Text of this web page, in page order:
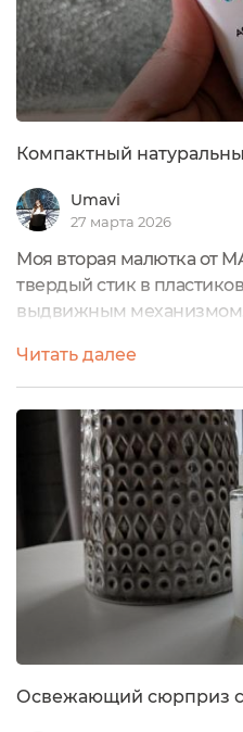
Компактный
Umavi
27 марта 2026
Моя вторая малютка от
твердый стик в
выдвижным механизмом.
маленький, легко
подходит не только для
дамской сумки. В нижней
ребристое колесико
работает в обратный
масла и натуральные
Читать далее
Освежающий сюрприз с